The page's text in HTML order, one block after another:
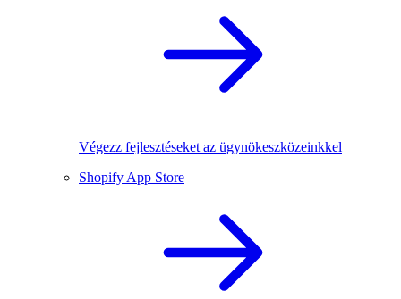
Végezz fejlesztéseket az ügynökeszközeinkkel
Shopify App Store